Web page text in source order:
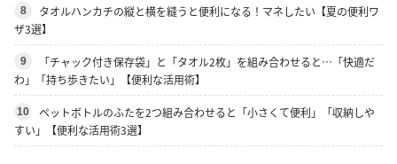
8
タオルハンカチの縦と横を縫うと便利になる！マネしたい【夏の便利ワ
ザ3選】
9
「チャック付き保存袋」と「タオル2枚」を組み合わせると…「快適だ
わ」「持ち歩きたい」【便利な活用術】
10
ペットボトルのふたを2つ組み合わせると「小さくて便利」「収納しや
すい」【便利な活用術3選】